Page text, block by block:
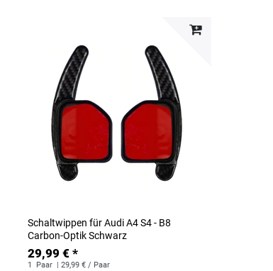
Schaltwippen für Audi A4 S4 - B8
Carbon-Optik Schwarz
29,99 € *
1 Paar
| 29,99 € / Paar